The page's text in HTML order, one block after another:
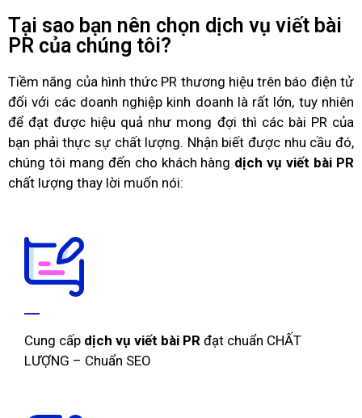
Tại sao bạn nên chọn dịch vụ viết bài
PR của chúng tôi?
Tiềm năng của hình thức PR thương hiệu trên báo điện tử
đối với các doanh nghiệp kinh doanh là rất lớn, tuy nhiên
để đạt được hiệu quả như mong đợi thì các bài PR của
bạn phải thực sự chất lượng. Nhận biết được nhu cầu đó,
chúng tôi mang đến cho khách hàng dịch vụ viết bài PR
chất lượng thay lời muốn nói:
Cung cấp dịch vụ viết bài PR đạt chuẩn CHẤT
LƯỢNG – Chuẩn SEO